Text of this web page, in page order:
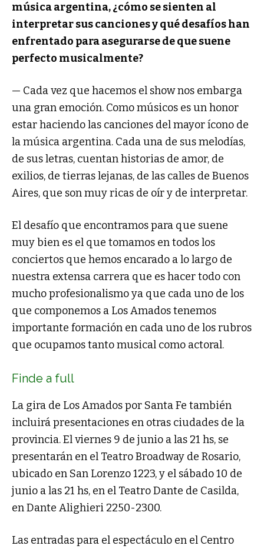
música argentina, ¿cómo se sienten al
interpretar sus canciones y qué desafíos han
enfrentado para asegurarse de que suene
perfecto musicalmente?
— Cada vez que hacemos el show nos embarga
una gran emoción. Como músicos es un honor
estar haciendo las canciones del mayor ícono de
la música argentina. Cada una de sus melodías,
de sus letras, cuentan historias de amor, de
exilios, de tierras lejanas, de las calles de Buenos
Aires, que son muy ricas de oír y de interpretar.
El desafío que encontramos para que suene
muy bien es el que tomamos en todos los
conciertos que hemos encarado a lo largo de
nuestra extensa carrera que es hacer todo con
mucho profesionalismo ya que cada uno de los
que componemos a Los Amados tenemos
importante formación en cada uno de los rubros
que ocupamos tanto musical como actoral.
Finde a full
La gira de Los Amados por Santa Fe también
incluirá presentaciones en otras ciudades de la
provincia. El viernes 9 de junio a las 21 hs, se
presentarán en el Teatro Broadway de Rosario,
ubicado en San Lorenzo 1223, y el sábado 10 de
junio a las 21 hs, en el Teatro Dante de Casilda,
en Dante Alighieri 2250-2300.
Las entradas para el espectáculo en el Centro